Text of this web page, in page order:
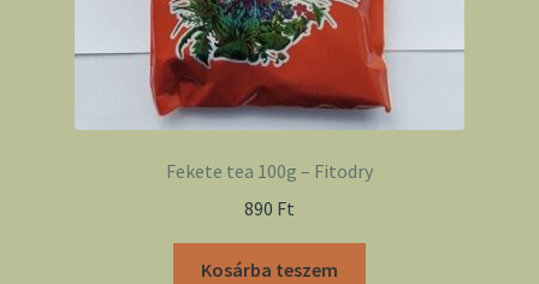
Fekete tea 100g – Fitodry
890 Ft
Kosárba teszem